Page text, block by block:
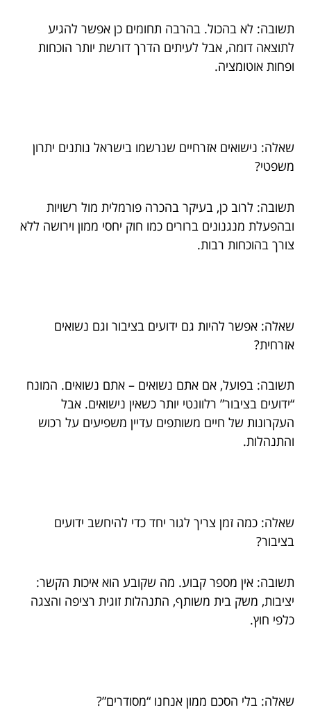
תשובה: לא בהכול. בהרבה תחומים כן אפשר להגיע
לתוצאה דומה, אבל לעיתים הדרך דורשת יותר הוכחות
ופחות אוטומציה.
שאלה: נישואים אזרחיים שנרשמו בישראל נותנים יתרון
משפטי?
תשובה: לרוב כן, בעיקר בהכרה פורמלית מול רשויות
ובהפעלת מנגנונים ברורים כמו חוק יחסי ממון וירושה ללא
צורך בהוכחות רבות.
שאלה: אפשר להיות גם ידועים בציבור וגם נשואים
אזרחית?
תשובה: בפועל, אם אתם נשואים – אתם נשואים. המונח
“ידועים בציבור” רלוונטי יותר כשאין נישואים. אבל
העקרונות של חיים משותפים עדיין משפיעים על רכוש
והתנהלות.
שאלה: כמה זמן צריך לגור יחד כדי להיחשב ידועים
בציבור?
תשובה: אין מספר קבוע. מה שקובע הוא איכות הקשר:
יציבות, משק בית משותף, התנהלות זוגית רציפה והצגה
כלפי חוץ.
שאלה: בלי הסכם ממון אנחנו “מסודרים”?